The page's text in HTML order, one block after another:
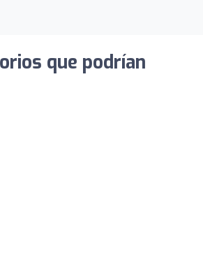
que podrían